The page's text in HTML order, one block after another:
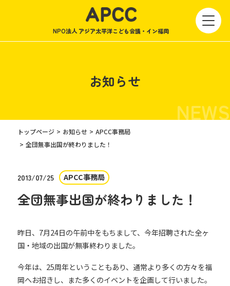
NPO法人 アジア太平洋こども会議・イン福岡
お知らせ
NEWS
トップページ お知らせ
APCC事務局
全団無事出国が終わりました！
2013/07/25 APCC事務局
全団無事出国が終わりました！
昨日、7月24日の午前中をもちまして、今年招聘された全ヶ
国・地域の出国が無事終わりました。
今年は、25周年ということもあり、通常より多くの方々を福
岡へお招きし、また多くのイベントを企画して行いました。